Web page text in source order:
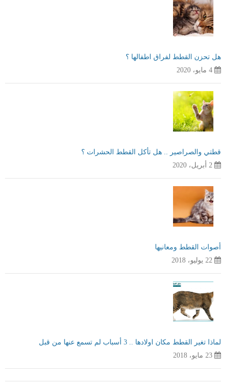
هل تحزن القطط لفراق اطفالها ؟
4 مايو، 2020
قطتي والصراصير .. هل تأكل القطط الحشرات ؟
2 أبريل، 2020
أصوات القطط ومعانيها
22 يوليو، 2018
لماذا تغير القطط مكان اولادها .. 3 أسباب لم تسمع عنها من قبل
23 مايو، 2018